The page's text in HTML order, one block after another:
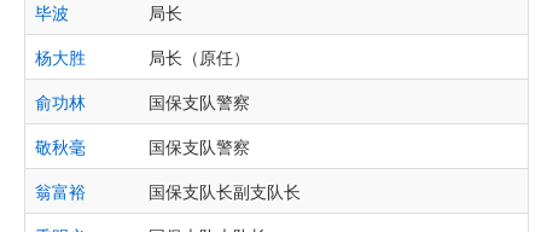
毕波
局长
杨大胜
局长（原任）
俞功林
国保支队警察
敬秋毫
国保支队警察
翁富裕
国保支队长副支队长